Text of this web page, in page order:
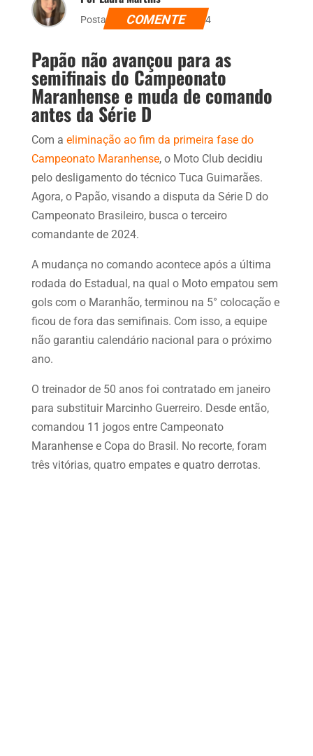
Postado dia 4 de abril de 2024
COMENTE
Papão não avançou para as
semifinais do Campeonato
Maranhense e muda de comando
antes da Série D
Com a eliminação ao fim da primeira fase do
Campeonato Maranhense, o Moto Club decidiu
pelo desligamento do técnico Tuca Guimarães.
Agora, o Papão, visando a disputa da Série D do
Campeonato Brasileiro, busca o terceiro
comandante de 2024.
A mudança no comando acontece após a última
rodada do Estadual, na qual o Moto empatou sem
gols com o Maranhão, terminou na 5° colocação e
ficou de fora das semifinais. Com isso, a equipe
não garantiu calendário nacional para o próximo
ano.
O treinador de 50 anos foi contratado em janeiro
para substituir Marcinho Guerreiro. Desde então,
comandou 11 jogos entre Campeonato
Maranhense e Copa do Brasil. No recorte, foram
três vitórias, quatro empates e quatro derrotas.